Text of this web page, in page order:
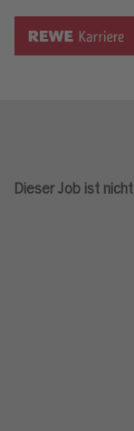
Dieser Job ist